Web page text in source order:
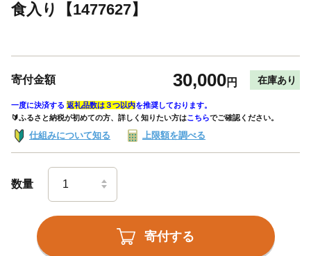
食入り【1477627】
寄付金額 30,000円 在庫あり
一度に決済する 返礼品数は３つ以内を推奨しております。
🔰ふるさと納税が初めての方、詳しく知りたい方はこちらでご確認ください。
仕組みについて知る 上限額を調べる
数量
寄付する